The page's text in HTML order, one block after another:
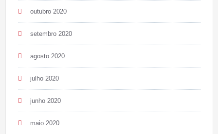
outubro 2020
setembro 2020
agosto 2020
julho 2020
junho 2020
maio 2020